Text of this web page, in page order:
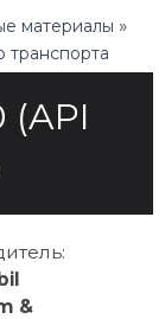
материалы »
транспорта
(API
:
&